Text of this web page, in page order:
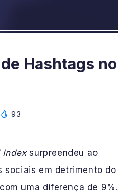
Hashtags no
93
Indexsurpreendeu ao
sociais em detrimento do
uma diferença de 9%.